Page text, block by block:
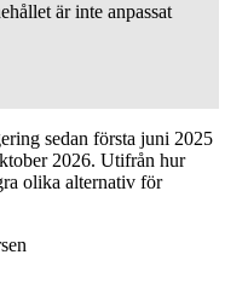
är inte anpassat
sedan första juni 2025
2026. Utifrån hur
olika alternativ för